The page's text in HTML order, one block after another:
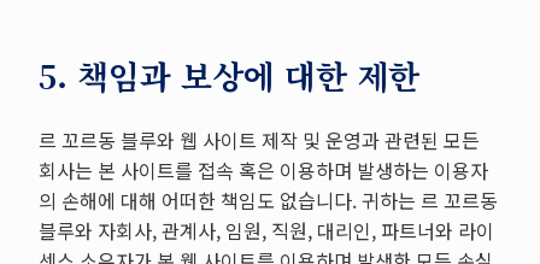
5. 책임과 보상에 대한 제한
르 꼬르동 블루와 웹 사이트 제작 및 운영과 관련된 모든
회사는 본 사이트를 접속 혹은 이용하며 발생하는 이용자
의 손해에 대해 어떠한 책임도 없습니다. 귀하는 르 꼬르동
블루와 자회사, 관계사, 임원, 직원, 대리인, 파트너와 라이